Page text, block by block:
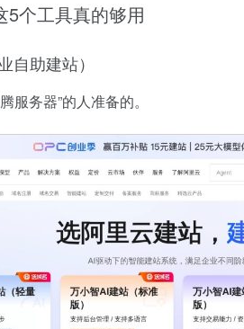
5个工具真的够用
自助建站）
服务器”的人准备的。